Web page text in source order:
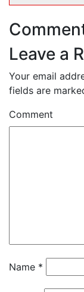
Leave a
Your email
fields are
Comment
Name *